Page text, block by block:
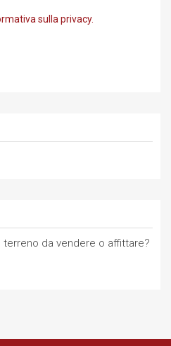
sulla privacy.
terreno da vendere o affittare?